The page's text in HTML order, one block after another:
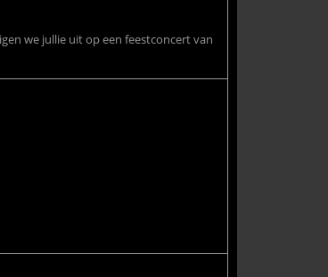
we jullie uit op een feestconcert van